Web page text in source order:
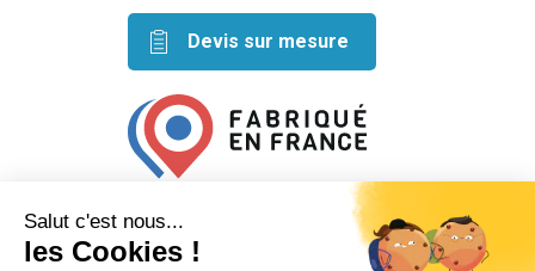
Devis sur mesure
Retrouvez nos idées créatives
sur les réseaux